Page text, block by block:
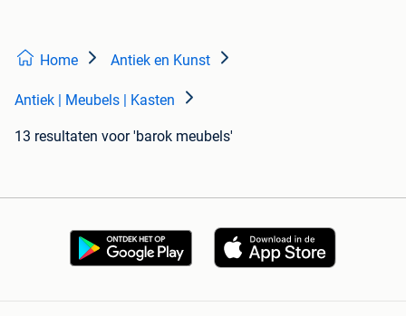
Home Antiek en Kunst
Antiek | Meubels | Kasten
13 resultaten voor 'barok meubels'